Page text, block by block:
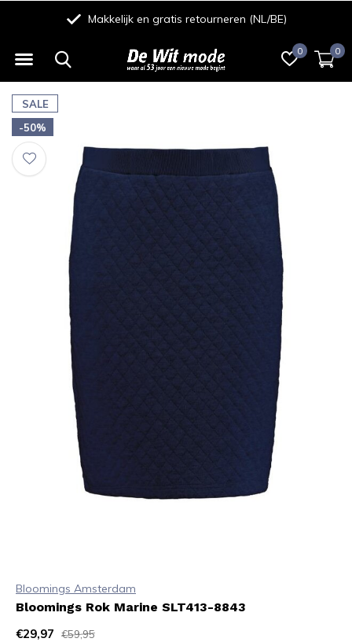
0 0
Makkelijk en gratis retourneren (NL/BE)
SALE
-50%
Bloomings Amsterdam
Bloomings Rok Marine SLT413-8843
€29,97
€59,95